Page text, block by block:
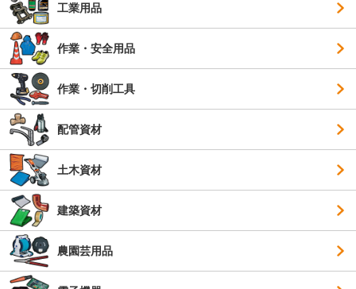
工業用品
作業・安全用品
作業・切削工具
配管資材
土木資材
建築資材
農園芸用品